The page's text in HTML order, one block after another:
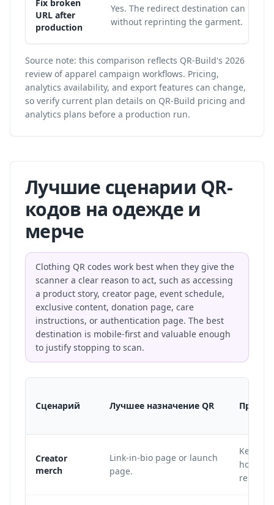
Fix broken
URL after
production
Yes. The redirect destination can be
without reprinting the garment.
Source note: this comparison reflects QR-Build's 2026
review of apparel campaign workflows. Pricing,
analytics availability, and export features can change,
so verify current plan details on QR-Build pricing and
analytics plans before a production run.
Лучшие сценарии QR-
кодов на одежде и
мерче
Clothing QR codes work best when they give the
scanner a clear reason to act, such as accessing
a product story, creator page, event schedule,
exclusive content, donation page, care
instructions, or authentication page. The best
destination is mobile-first and valuable enough
to justify stopping to scan.
Сценарий Лучшее назначение QR
Creator
merch
Link-in-bio page or launch
page.
Keep
hoodie